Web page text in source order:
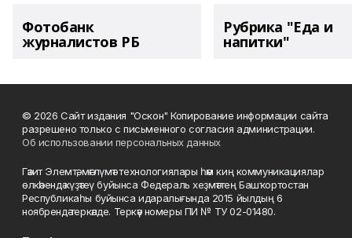
Фотобанк
журналистов РБ
Рубрика "Еда и
напитки"
© 2026 Сайт издания "Оскон" Копирование информации сайта
разрешено только с письменного согласия администрации.
Об использовании персональных данных
Гәзит Элемтә, мәғлүмәт технологиялары һәм киң коммуникациялар
өлкәһендә күҙәтеү буйынса Федераль хеҙмәттең Башҡортостан
Республикаһы буйынса идаралығында 2015 йылдың 6
ноябрендә теркәлде. Теркәү номеры ПИ № ТУ 02-01480.